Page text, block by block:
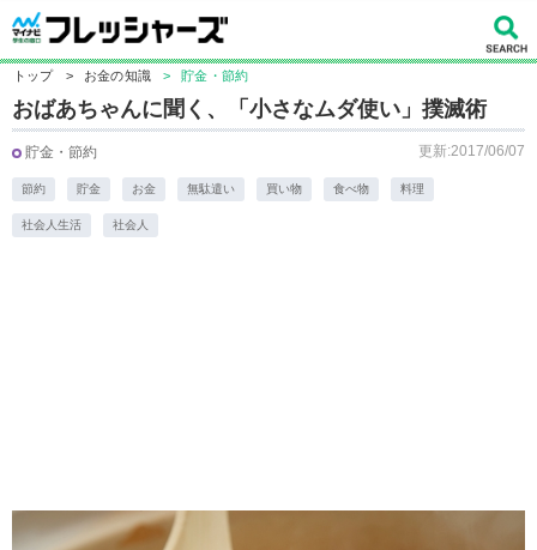
トップ > お金の知識 > 貯金・節約
おばあちゃんに聞く、「小さなムダ使い」撲滅術
貯金・節約 更新:2017/06/07
節約 貯金 お金 無駄遣い 買い物 食べ物 料理
社会人生活 社会人